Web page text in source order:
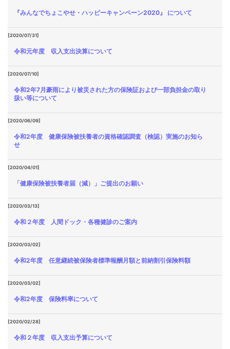
『みんなでちょこやせ・ハッピーキャンペーン2020』 について
[2020/07/31]
令和元年度 収入支出決算について
[2020/07/10]
令和2年7月豪雨により被災された方の保険証および一部負担金の取り
扱い等について
[2020/06/09]
令和2年度 健康保険被扶養者の資格確認調査（検認）実施のお知ら
せ
[2020/04/01]
「健康保険被扶養者届（減）」ご提出のお願い
[2020/03/13]
令和２年度 人間ドック・各種健診のご案内
[2020/03/02]
令和2年度 任意継続被保険者標準報酬月額と前納割引保険料額
[2020/03/02]
令和2年度 保険料率について
[2020/02/28]
令和２年度 収入支出予算について